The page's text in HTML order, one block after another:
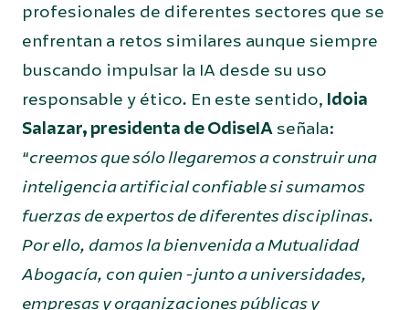
profesionales de diferentes sectores que se
enfrentan a retos similares aunque siempre
buscando impulsar la IA desde su uso
responsable y ético. En este sentido, Idoia
Salazar, presidenta de OdiseIA señala:
“creemos que sólo llegaremos a construir una
inteligencia artificial confiable si sumamos
fuerzas de expertos de diferentes disciplinas.
Por ello, damos la bienvenida a Mutualidad
Abogacía, con quien -junto a universidades,
empresas y organizaciones públicas y